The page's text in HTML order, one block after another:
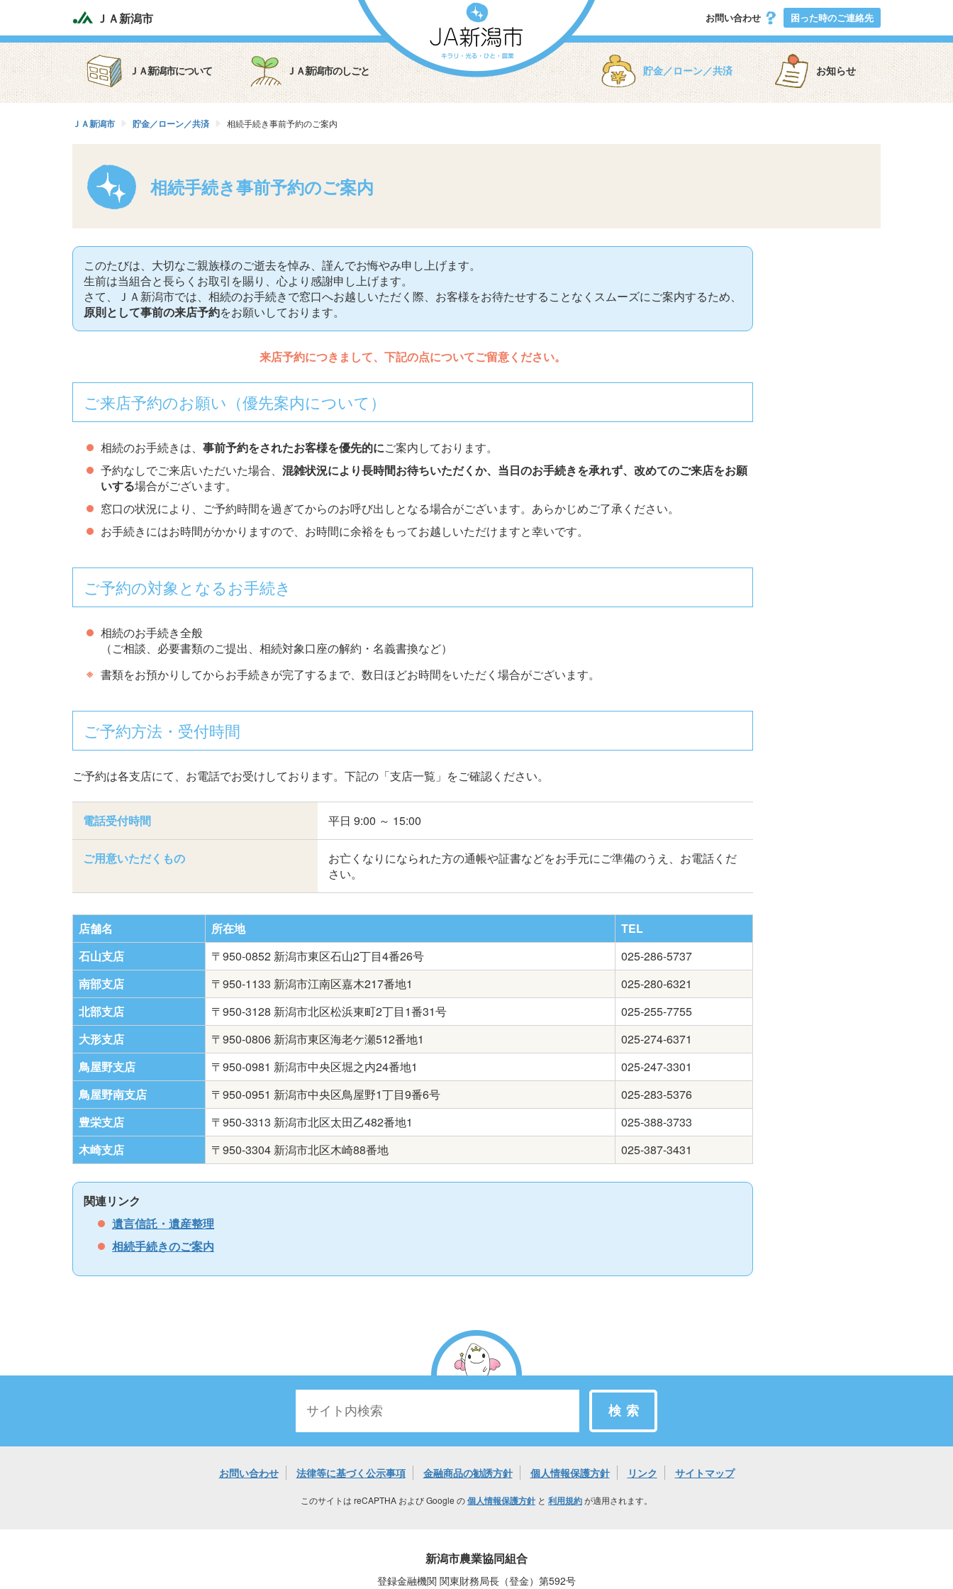
ＪＡ新潟市 お問い合わせ 困った時のご連絡先
ＪＡ新潟市について ＪＡ新潟市のしごと 貯金／ローン／共済 お知らせ
ＪＡ新潟市 貯金／ローン／共済 相続手続き事前予約のご案内
相続手続き事前予約のご案内
このたびは、大切なご親族様のご逝去を悼み、謹んでお悔やみ申し上げます。
生前は当組合と長らくお取引を賜り、心より感謝申し上げます。
さて、ＪＡ新潟市では、相続のお手続きで窓口へお越しいただく際、お客様をお待たせすることなくスムーズにご案内するため、
原則として事前の来店予約をお願いしております。
来店予約につきまして、下記の点についてご留意ください。
ご来店予約のお願い（優先案内について）
相続のお手続きは、 事前予約をされたお客様を優先的にご案内しております。
予約なしでご来店いただいた場合、 混雑状況により長時間お待ちいただくか、当日のお手続きを承れず、改めてのご来店をお願
いする場合がございます。
窓口の状況により、ご予約時間を過ぎてからのお呼び出しとなる場合がございます。あらかじめご了承ください。
お手続きにはお時間がかかりますので、お時間に余裕をもってお越しいただけますと幸いです。
ご予約の対象となるお手続き
相続のお手続き全般
（ご相談、必要書類のご提出、相続対象口座の解約・名義書換など）
書類をお預かりしてからお手続きが完了するまで、数日ほどお時間をいただく場合がございます。
ご予約方法・受付時間
ご予約は各支店にて、お電話でお受けしております。下記の「支店一覧」をご確認ください。
電話受付時間 平日 9:00 ～ 15:00
ご用意いただくもの
お亡くなりになられた方の通帳や証書などをお手元にご準備のうえ、お電話くだ
さい。
店舗名 所在地
TEL
石山支店
〒950-0852 新潟市東区石山2丁目4番26号
025-286-5737
南部支店
〒950-1133 新潟市江南区嘉木217番地1
025-280-6321
北部支店
〒950-3128 新潟市北区松浜東町2丁目1番31号
025-255-7755
大形支店
〒950-0806 新潟市東区海老ケ瀬512番地1
025-274-6371
鳥屋野支店
〒950-0981 新潟市中央区堀之内24番地1
025-247-3301
鳥屋野南支店
〒950-0951 新潟市中央区鳥屋野1丁目9番6号
025-283-5376
豊栄支店
〒950-3313 新潟市北区太田乙482番地1
025-388-3733
木崎支店
〒950-3304 新潟市北区木崎88番地 025-387-3431
関連リンク
遺言信託・遺産整理
相続手続きのご案内
検索
お問い合わせ 法律等に基づく公示事項 金融商品の勧誘方針 個人情報保護方針 リンク サイトマップ
このサイトは reCAPTHA および Google の個人情報保護方針と 利用規約が適用されます。
新潟市農業協同組合
登録金融機関 関東財務局長（登金）第592号